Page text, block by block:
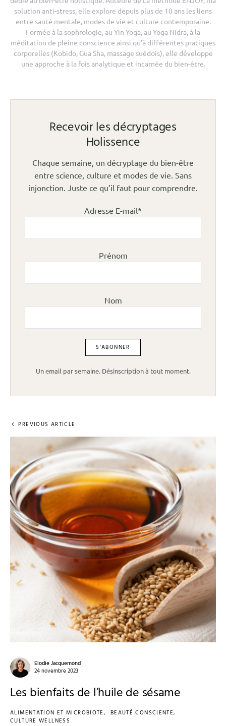
solution anti-stress, elle explore depuis plus de 10 ans les liens
entre santé mentale, modes de vie et culture contemporaine.
Formée à la sophrologie, au Yin Yoga, au Yoga Nidra, à la
méditation de pleine conscience ainsi qu’à différentes pratiques
corporelles (Kobido, Gua Sha, massage suédois), elle développe
une approche à la fois analytique et incarnée du bien-être.
Recevoir les décryptages
Holissence
Chaque semaine, un décryptage du bien-être
entre science, culture et modes de vie. Sans
injonction. Juste ce qu’il faut pour comprendre.
Adresse E-mail*
Prénom
Nom
Un email par semaine. Désinscription à tout moment.
PREVIOUS ARTICLE
Elodie Jacquemond
24 novembre 2023
Les bienfaits de l’huile de sésame
ALIMENTATION ET MICROBIOTE
BEAUTÉ CONSCIENTE
CULTURE WELLNESS